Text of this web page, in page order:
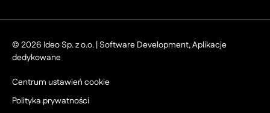
© 2026 Ideo Sp. z o.o. | Software Development, Aplikacje
dedykowane
Centrum ustawień cookie
Polityka prywatności